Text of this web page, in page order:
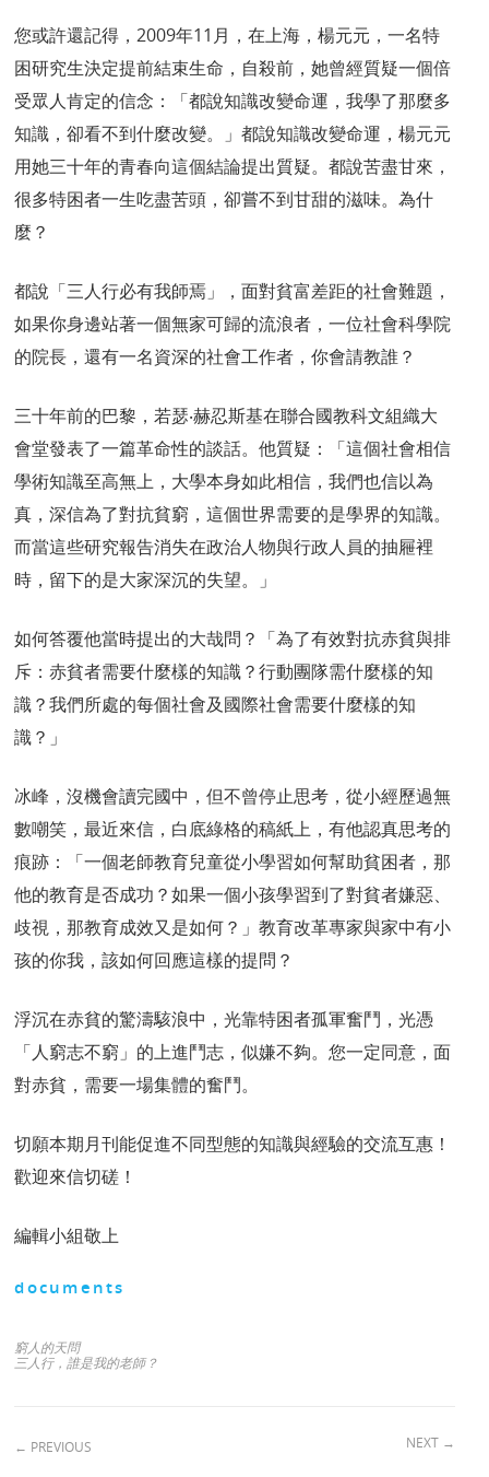
您或許還記得，2009年11月，在上海，楊元元，一名特
困研究生決定提前結束生命，自殺前，她曾經質疑一個倍
受眾人肯定的信念：「都說知識改變命運，我學了那麼多
知識，卻看不到什麼改變。」都說知識改變命運，楊元元
用她三十年的青春向這個結論提出質疑。都說苦盡甘來，
很多特困者一生吃盡苦頭，卻嘗不到甘甜的滋味。為什
麼？
都說「三人行必有我師焉」，面對貧富差距的社會難題，
如果你身邊站著一個無家可歸的流浪者，一位社會科學院
的院長，還有一名資深的社會工作者，你會請教誰？
三十年前的巴黎，若瑟‧赫忍斯基在聯合國教科文組織大
會堂發表了一篇革命性的談話。他質疑：「這個社會相信
學術知識至高無上，大學本身如此相信，我們也信以為
真，深信為了對抗貧窮，這個世界需要的是學界的知識。
而當這些研究報告消失在政治人物與行政人員的抽屜裡
時，留下的是大家深沉的失望。」
如何答覆他當時提出的大哉問？「為了有效對抗赤貧與排
斥：赤貧者需要什麼樣的知識？行動團隊需什麼樣的知
識？我們所處的每個社會及國際社會需要什麼樣的知
識？」
冰峰，沒機會讀完國中，但不曾停止思考，從小經歷過無
數嘲笑，最近來信，白底綠格的稿紙上，有他認真思考的
痕跡：「一個老師教育兒童從小學習如何幫助貧困者，那
他的教育是否成功？如果一個小孩學習到了對貧者嫌惡、
歧視，那教育成效又是如何？」教育改革專家與家中有小
孩的你我，該如何回應這樣的提問？
浮沉在赤貧的驚濤駭浪中，光靠特困者孤軍奮鬥，光憑
「人窮志不窮」的上進鬥志，似嫌不夠。您一定同意，面
對赤貧，需要一場集體的奮鬥。
切願本期月刊能促進不同型態的知識與經驗的交流互惠！
歡迎來信切磋！
編輯小組敬上
documents
窮人的天問
三人行，誰是我的老師？
← PREVIOUS NEXT →